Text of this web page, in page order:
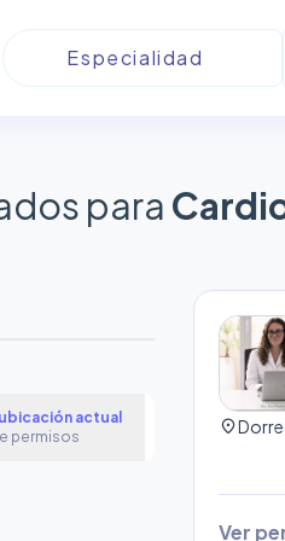
para
actual
permisos
location_on
Ver